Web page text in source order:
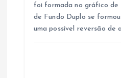
foi formada no gráfico de
de Fundo Duplo se
uma possível reversão de